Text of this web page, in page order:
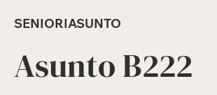
SENIORIASUNTO
Asunto B222